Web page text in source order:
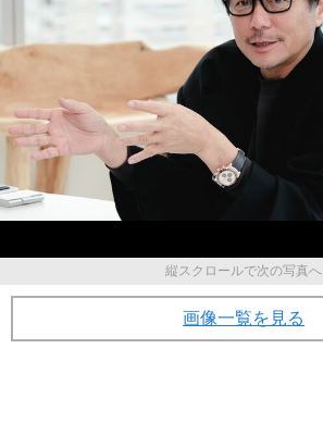
縦スクロールで次の写真へ
画像一覧を見る